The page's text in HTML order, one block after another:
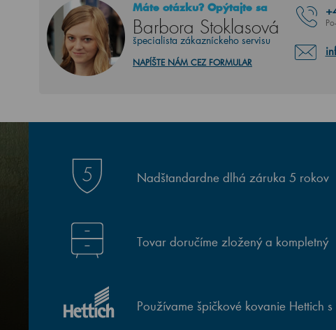
Máte otázku? Opýtajte sa
Barbora Stoklasová
špecialista zákazníckeho servisu
NAPÍŠTE NÁM CEZ FORMULAR
Nadštandardne dlhá záruka 5 rokov
Tovar doručíme zložený a kompletný
Používame špičkové kovanie Hettich